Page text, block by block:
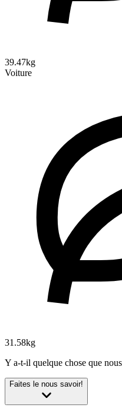
39.47kg
Voiture
31.58kg
Y a-t-il quelque chose que
Faites le nous savoir!